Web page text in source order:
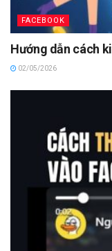
FACEBOOK
Hướng dẫn cách
02/05/2026